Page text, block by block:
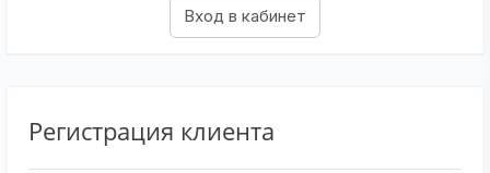
Регистрация клиента